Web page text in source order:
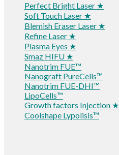
Perfect Bright Laser ★
Soft Touch Laser ★
Blemish Eraser Laser ★
Refine Laser ★
Plasma Eyes ★
Smaz HIFU ★
Nanotrim FUE™
Nanograft PureCells™
Nanotrim FUE-DHI™
LipoCells™
Growth factors Injection ★
Coolshape Lypolisis™